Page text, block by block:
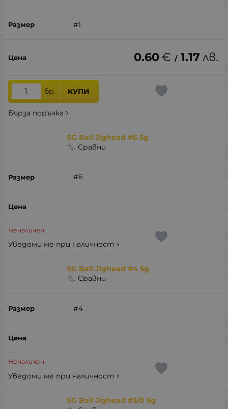
#1
0.60€ / 1.17 лв.
бр. КУПИ
Бърза поръчка
SG Ball Jighead #6 5g
Сравни
#6
Неналичен
Уведоми ме при наличност
SG Ball Jighead #4 5g
Сравни
#4
Неналичен
Уведоми ме при наличност
SG Ball Jighead #3/0 5g